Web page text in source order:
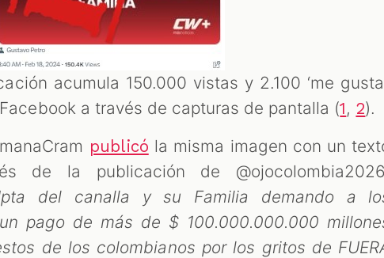
acumula 150.000 vistas y 2.100 ‘me
a través de capturas de pantalla (1, 2).
publicó la misma imagen con un
de la publicación de
del canalla y su Familia demando a
pago de más de $ 100.000.000.000
de los colombianos por los gritos de